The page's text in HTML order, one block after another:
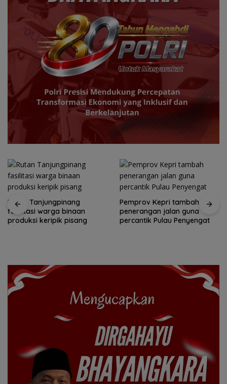
Rutan Tanjungpinang
fasilitasi warga binaan
produksi keripik pisang
Pemprov Kepri tambah
penerangan jalan guna
percantik Pulau Penyengat